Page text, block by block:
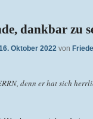
dankbar zu
Oktober 2022 von
denn er hat sich